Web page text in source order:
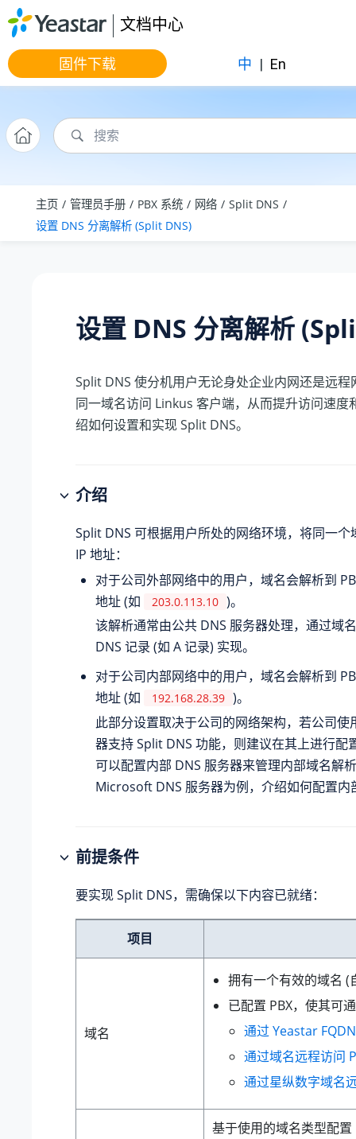
跳转到主要内容
文档中心
固件下载 中 | En
主页 管理员手册 PBX 系统 网络
Split DNS
设置 DNS 分离解析 (Split DNS)
设置 DNS 分离解析
Split DNS 使分机用户无论身处企业内网还是远程
同一域名访问 Linkus 客户端，从而提升访问速度
绍如何设置和实现 Split DNS。
介绍
Split DNS 可根据用户所处的网络环境，将同一个
IP 地址：
对于公司外部网络中的用户，域名会解析到
地址 (如
203.0.113.10 )。
该解析通常由公共 DNS 服务器处理，通过域
DNS 记录 (如 A 记录) 实现。
对于公司内部网络中的用户，域名会解析到
地址 (如
192.168.28.39 )。
此部分设置取决于公司的网络架构，若公司使
器支持 Split DNS 功能，则建议在其上进行配
可以配置内部 DNS 服务器来管理内部域名解
Microsoft DNS 服务器为例，介绍如何配置内
前提条件
要实现 Split DNS，需确保以下内容已就绪：
项目
域名
拥有一个有效的域名 (
已配置 PBX，使其可
通过 Yeastar
通过域名远程访问
通过星纵数字域名
基于使用的域名类型配